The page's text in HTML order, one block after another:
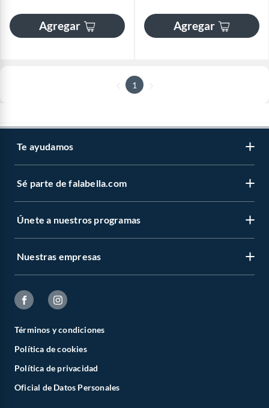
Agregar Agregar
1
Te ayudamos
Sé parte de falabella.com
Únete a nuestros programas
Nuestras empresas
Términos y condiciones
Política de cookies
Política de privacidad
Oficial de Datos Personales